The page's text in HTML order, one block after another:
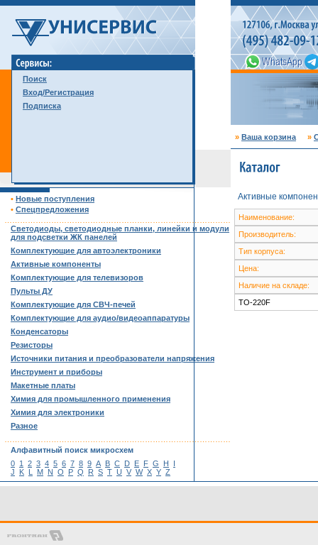
Поиск
Вход/Регистрация
Подписка
» Ваша корзина »
• Новые поступления
• Спецпредложения
Светодиоды, светодиодные планки, линейки и модули
для подсветки ЖК панелей
Комплектующие для автоэлектроники
Активные компоненты
Комплектующие для телевизоров
Пульты ДУ
Комплектующие для СВЧ-печей
Комплектующие для аудио/видеоаппаратуры
Конденсаторы
Резисторы
Источники питания и преобразователи напряжения
Инструмент и приборы
Макетные платы
Химия для промышленного применения
Химия для электроники
Разное
Алфавитный поиск микросхем
0 1 2 3 4 5 6 7 8 9 A B C D E F G H
I
J
K L M N O P Q R S T U V W X Y Z
Активные
Наименование:
Производитель:
Тип корпуса:
Цена:
Наличие на складе:
TO-220F